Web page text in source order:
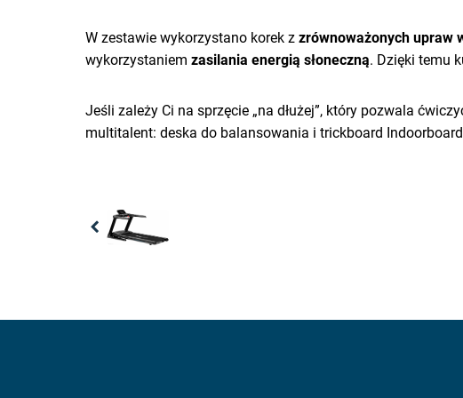
W zestawie wykorzystano korek z zrównoważonych upraw
wykorzystaniem zasilania energią słoneczną. Dzięki temu
Jeśli zależy Ci na sprzęcie „na dłużej”, który pozwala
multitalent: deska do balansowania i trickboard